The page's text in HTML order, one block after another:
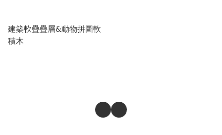
建築軟疊疊層&動物拼圖軟
積木